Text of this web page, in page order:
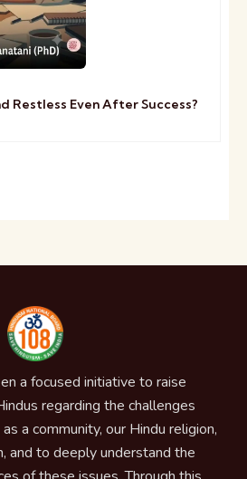
Restless Even After Success?
a focused initiative to raise
regarding the challenges
a community, our Hindu religion,
and to deeply understand the